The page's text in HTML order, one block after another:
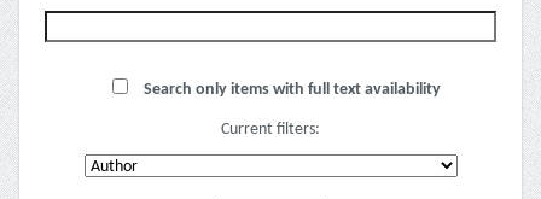
Search only items with full text availability
Current filters: